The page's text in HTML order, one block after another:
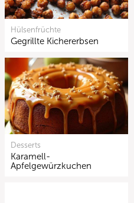
Hülsenfrüchte
Gegrillte Kichererbsen
Desserts
Karamell-
Apfelgewürzkuchen